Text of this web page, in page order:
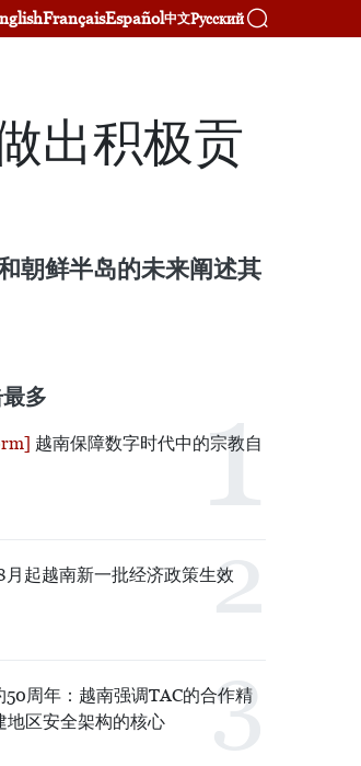
FrançaisEspañol中文Русский
出积极贡
朝鲜半岛的未来阐述其
多
越南保障数字时代中的宗教自
起越南新一批经济政策生效
50周年：越南强调TAC的合作精
地区安全架构的核心